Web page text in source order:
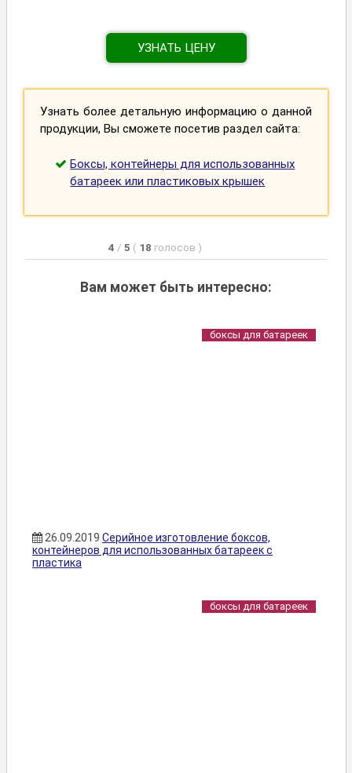
УЗНАТЬ ЦЕНУ
Узнать более детальную информацию о данной
продукции, Вы сможете посетив раздел сайта:
Боксы, контейнеры для использованных
батареек или пластиковых крышек
4 / 5 ( 18 голосов )
Вам может быть интересно:
боксы для батареек
26.09.2019 Серийное изготовление боксов,
контейнеров для использованных батареек с
пластика
боксы для батареек